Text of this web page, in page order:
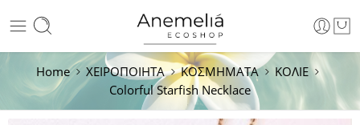
Home ΧΕΙΡΟΠΟΙΗΤΑ ΚΟΣΜΗΜΑΤΑ
ΚΟΛΙΕ
Colorful Starfish Necklace